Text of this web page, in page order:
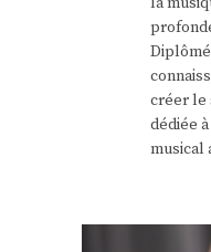
créer le
dédiée
musical